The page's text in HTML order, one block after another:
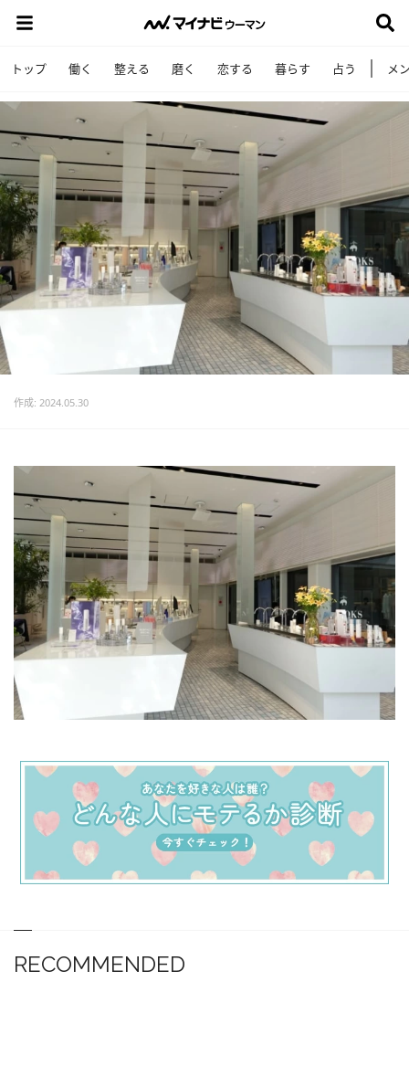
トップ 働く 整える 磨く 恋する 暮らす 占う メ
作成: 2024.05.30
RECOMMENDED